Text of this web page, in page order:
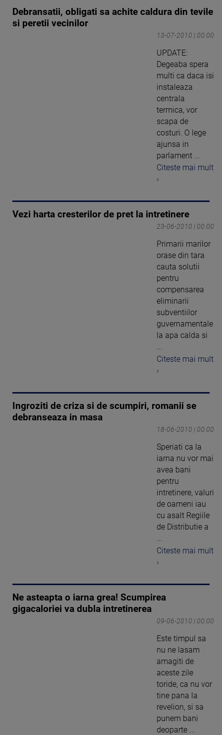
Debransatii, obligati sa achite caldura din tevile
si peretii vecinilor
13-07-2010 | 00:00
UPDATE:
Degeaba spera
multi ca daca isi
instaleaza
centrala
termica, vor
scapa de
costuri. O lege
ajunsa in
parlament ...
Citeste mai mult
›
Vezi harta cresterilor de pret la intretinere
23-06-2010 | 00:00
Primarii marilor
orase din tara
cauta solutii
pentru
compensarea
eliminarii
subventiilor
guvernamentale
la apa calda si
...
Citeste mai mult
›
Ingroziti de criza si de scumpiri, romanii se
debranseaza in masa
18-06-2010 | 00:00
Speriati ca la
iarna nu vor mai
avea bani
pentru
intretinere, valuri
de oameni iau
cu asalt Regiile
de Distributie a
...
Citeste mai mult
›
Ne asteapta o iarna grea! Scumpirea
gigacaloriei va dubla intretinerea
09-06-2010 | 00:00
Este timpul sa
nu ne lasam
amagiti de
aceste zile
toride, ca nu vor
tine pana la
revelion, si sa
punem bani
deoparte ...